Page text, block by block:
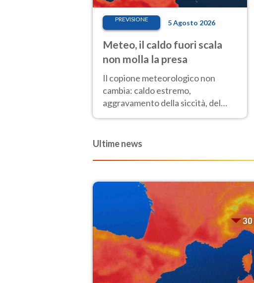
PREVISIONE 5 Agosto 2026
Meteo, il caldo fuori scala
non molla la presa
Il copione meteorologico non
cambia: caldo estremo,
aggravamento della siccità, del
Ferragosto
Ultime news